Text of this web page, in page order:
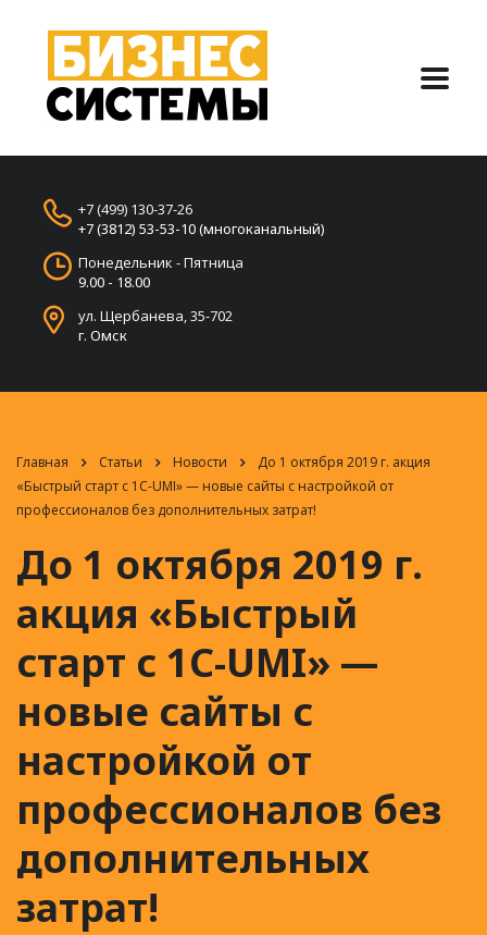
+7 (499) 130-37-26
+7 (3812) 53-53-10 (многоканальный)
Понедельник - Пятница
9.00 - 18.00
ул. Щербанева, 35-702
г. Омск
Главная Статьи Новости
До 1 октября 2019 г. акция
«Быстрый старт с 1C-UMI» — новые сайты с настройкой от
профессионалов без дополнительных затрат!
До 1 октября 2019 г.
акция «Быстрый
старт с 1C-UMI» —
новые сайты с
настройкой от
профессионалов без
дополнительных
затрат!